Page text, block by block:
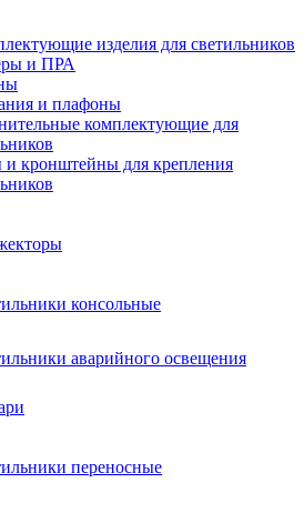
изделия для светильников
и ПРА
и плафоны
комплектующие для
кронштейны для крепления
консольные
аварийного освещения
переносные